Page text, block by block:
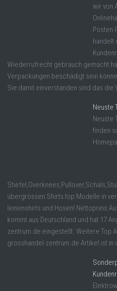
wir von
Posten
handelt
Wiederrufrecht gebrauch gemacht
Verpackungen beschädigt sein
Sie damit einverstanden sind das die
Neuste
Neuste
finden
übergrössen Shirts top Modelle in
leinenshirts und Hosen!
kommt aus Deutschland und hat 17
zentrum.de eingestellt. Weitere Top
grosshandel-zentrum.de Artikel ist in